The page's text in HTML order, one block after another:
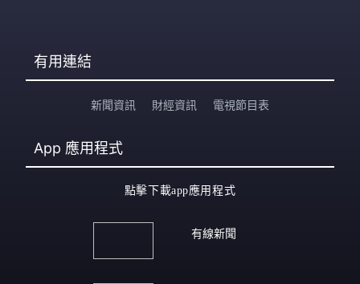
有用連結
新聞資訊 財經資訊 電視節目表
App 應用程式
點擊下載app應用程式
有線新聞